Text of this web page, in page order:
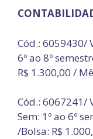
Cód.: 6059430/
6º ao 8º
R$ 1.300,00 /
Cód.: 6067241/
Sem: 1º ao 6º
/Bolsa: R$